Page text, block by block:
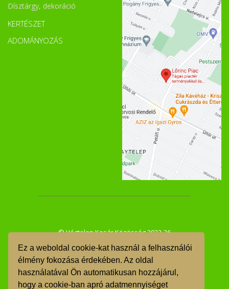
Ez a weboldal cookie-kat használ a felhasználói
élmény fokozása érdekében. Az oldal
használatával Ön automatikusan hozzájárul,
hogy a cookie-ban apró adatmennyiséget
Dísztárgy, dekoráció
KERTÉSZET
ADOMÁNYOZÁS
© Végtelen Kosár Közösség 2022-26
ÁSZF
GDPR